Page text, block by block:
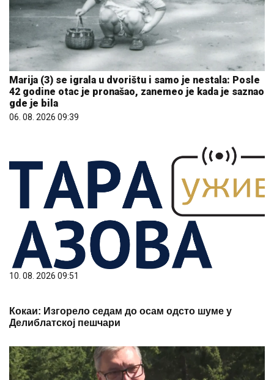
Marija (3) se igrala u dvorištu i samo je nestala: Posle
42 godine otac je pronašao, zanemeo je kada je saznao
gde je bila
06. 08. 2026 09:39
10. 08. 2026 09:51
Кокаи: Изгорело седам до осам одсто шуме у
Делиблатској пешчари